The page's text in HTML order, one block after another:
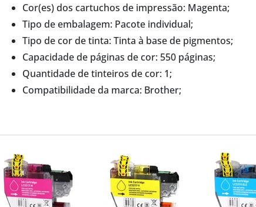
Cor(es) dos cartuchos de impressão: Magenta;
Tipo de embalagem: Pacote individual;
Tipo de cor de tinta: Tinta à base de pigmentos;
Capacidade de páginas de cor: 550 páginas;
Quantidade de tinteiros de cor: 1;
Compatibilidade da marca: Brother;